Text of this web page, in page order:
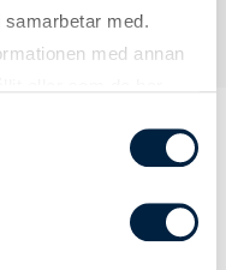
med.
med annan